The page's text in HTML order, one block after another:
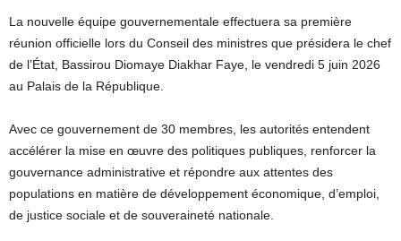
La nouvelle équipe gouvernementale effectuera sa première
réunion officielle lors du Conseil des ministres que présidera le chef
de l’État, Bassirou Diomaye Diakhar Faye, le vendredi 5 juin 2026
au Palais de la République.
Avec ce gouvernement de 30 membres, les autorités entendent
accélérer la mise en œuvre des politiques publiques, renforcer la
gouvernance administrative et répondre aux attentes des
populations en matière de développement économique, d’emploi,
de justice sociale et de souveraineté nationale.